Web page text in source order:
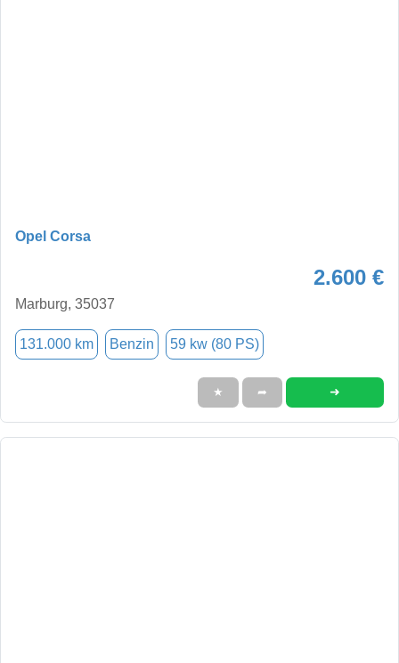
Opel Corsa
2.600 €
Marburg, 35037
131.000 km Benzin 59 kw (80 PS)
★ ➦ ➜